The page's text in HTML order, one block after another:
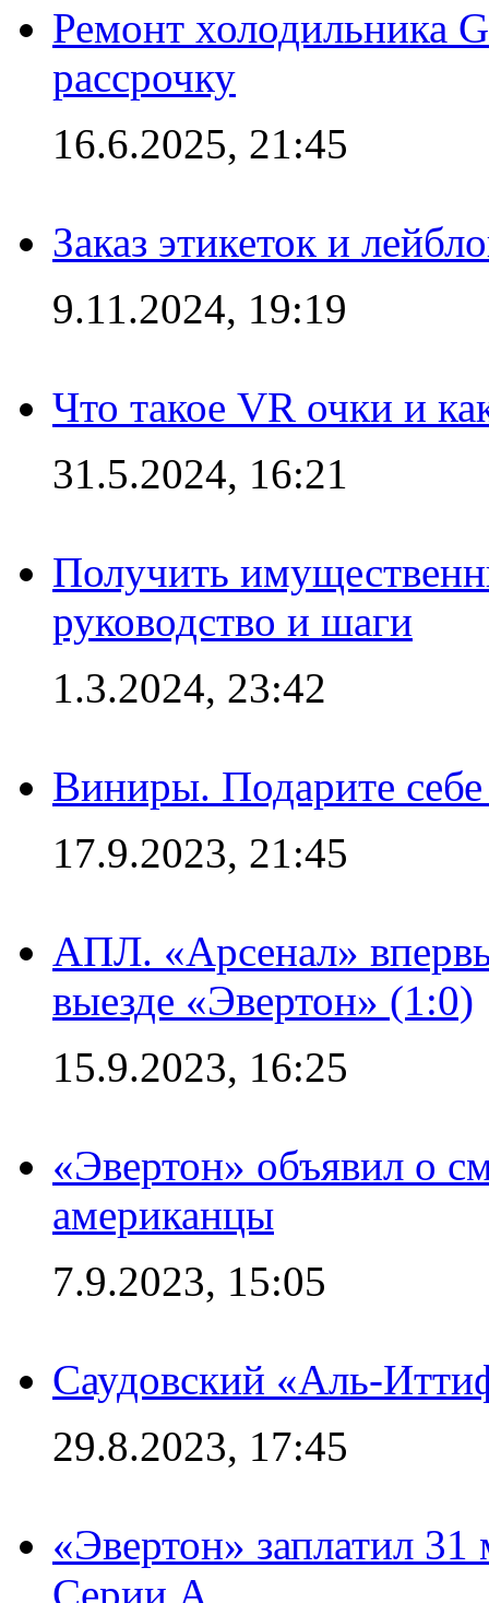
Ремонт холодильника
рассрочку
16.6.2025, 21:45
Заказ этикеток и
9.11.2024, 19:19
Что такое VR очки и
31.5.2024, 16:21
Получить
руководство и шаги
1.3.2024, 23:42
Виниры. Подарите
17.9.2023, 21:45
АПЛ. «Арсенал»
выезде «Эвертон» (1:0)
15.9.2023, 16:25
«Эвертон» объявил о
американцы
7.9.2023, 15:05
Саудовский «Аль-
29.8.2023, 17:45
«Эвертон» заплатил